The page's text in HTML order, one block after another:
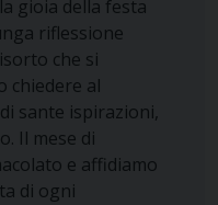
gioia della festa
riflessione
che si
chiedere al
sante ispirazioni,
Il mese di
e affidiamo
di ogni